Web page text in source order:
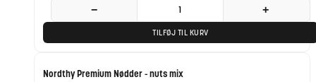
− +
TILFØJ TIL KURV
Nordthy Premium Nødder - nuts mix